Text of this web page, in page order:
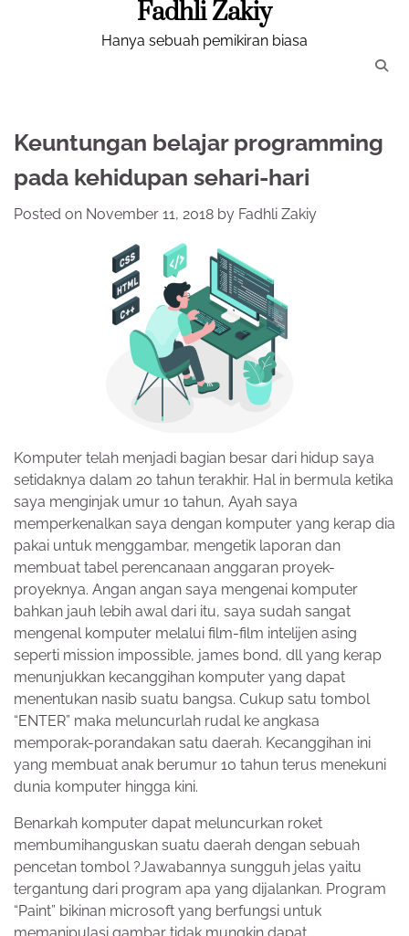
Fadhli Zakiy
Hanya sebuah pemikiran biasa
Keuntungan belajar programming
pada kehidupan sehari-hari
Posted on November 11, 2018 by Fadhli Zakiy
Komputer telah menjadi bagian besar dari hidup saya
setidaknya dalam 20 tahun terakhir. Hal in bermula ketika
saya menginjak umur 10 tahun, Ayah saya
memperkenalkan saya dengan komputer yang kerap dia
pakai untuk menggambar, mengetik laporan dan
membuat tabel perencanaan anggaran proyek-
proyeknya. Angan angan saya mengenai komputer
bahkan jauh lebih awal dari itu, saya sudah sangat
mengenal komputer melalui film-film intelijen asing
seperti mission impossible, james bond, dll yang kerap
menunjukkan kecanggihan komputer yang dapat
menentukan nasib suatu bangsa. Cukup satu tombol
“ENTER” maka meluncurlah rudal ke angkasa
memporak-porandakan satu daerah. Kecanggihan ini
yang membuat anak berumur 10 tahun terus menekuni
dunia komputer hingga kini.
Benarkah komputer dapat meluncurkan roket
membumihanguskan suatu daerah dengan sebuah
pencetan tombol ?Jawabannya sungguh jelas yaitu
tergantung dari program apa yang dijalankan. Program
“Paint” bikinan microsoft yang berfungsi untuk